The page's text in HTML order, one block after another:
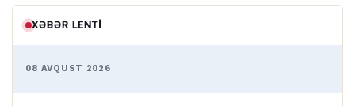
XƏBƏR LENTI
08 AVQUST 2026